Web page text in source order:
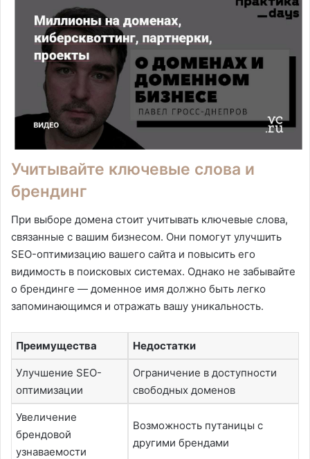
Учитывайте ключевые слова и
брендинг
При выборе домена стоит учитывать ключевые слова,
связанные с вашим бизнесом. Они помогут улучшить
SEO-оптимизацию вашего сайта и повысить его
видимость в поисковых системах. Однако не забывайте
о брендинге — доменное имя должно быть легко
запоминающимся и отражать вашу уникальность.
Преимущества Недостатки
Улучшение SEO-
оптимизации
Ограничение в доступности
свободных доменов
Увеличение
брендовой
узнаваемости
Возможность путаницы с
другими брендами